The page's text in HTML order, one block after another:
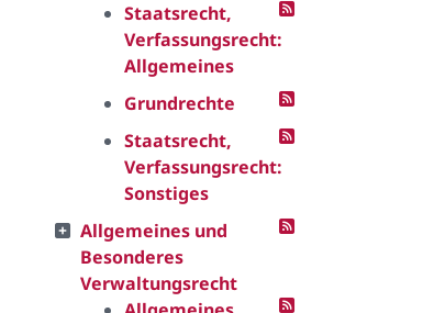
Staatsrecht,
Verfassungsrecht:
Allgemeines
Grundrechte
Staatsrecht,
Verfassungsrecht:
Sonstiges
Allgemeines und
Besonderes
Verwaltungsrecht